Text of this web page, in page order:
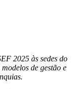
2025 às sedes do
de gestão e